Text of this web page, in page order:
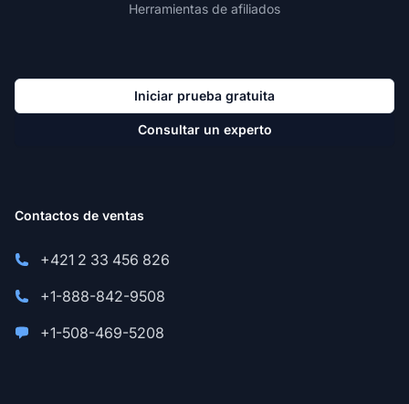
Herramientas de afiliados
Iniciar prueba gratuita
Consultar un experto
Contactos de ventas
+421 2 33 456 826
+1-888-842-9508
+1-508-469-5208